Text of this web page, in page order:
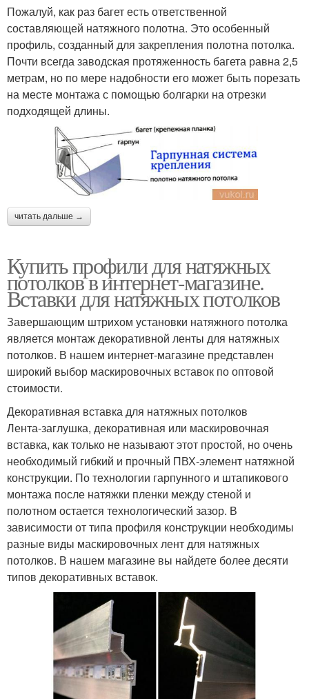
Пожалуй, как раз багет есть ответственной
составляющей натяжного полотна. Это особенный
профиль, созданный для закрепления полотна потолка.
Почти всегда заводская протяженность багета равна 2,5
метрам, но по мере надобности его может быть порезать
на месте монтажа с помощью болгарки на отрезки
подходящей длины.
читать дальше →
Купить профили для натяжных
потолков в интернет-магазине.
Вставки для натяжных потолков
Завершающим штрихом установки натяжного потолка
является монтаж декоративной ленты для натяжных
потолков. В нашем интернет-магазине представлен
широкий выбор маскировочных вставок по оптовой
стоимости.
Декоративная вставка для натяжных потолков
Лента-заглушка, декоративная или маскировочная
вставка, как только не называют этот простой, но очень
необходимый гибкий и прочный ПВХ-элемент натяжной
конструкции. По технологии гарпунного и штапикового
монтажа после натяжки пленки между стеной и
полотном остается технологический зазор. В
зависимости от типа профиля конструкции необходимы
разные виды маскировочных лент для натяжных
потолков. В нашем магазине вы найдете более десяти
типов декоративных вставок.